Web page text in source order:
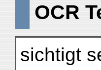
OCR
sichtigt